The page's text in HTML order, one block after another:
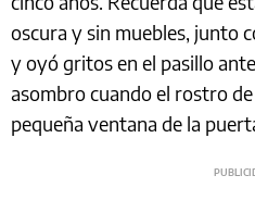
oscura y sin muebles, junto
y oyó gritos en el pasillo
asombro cuando el rostro
pequeña ventana de la